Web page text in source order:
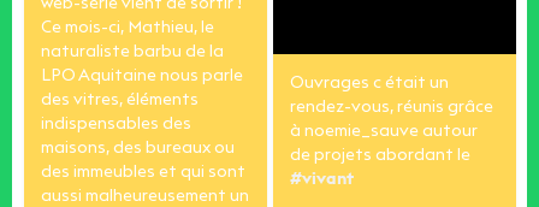
web-série vient de sortir !
Ce mois-ci, Mathieu, le
naturaliste barbu de la
LPO Aquitaine nous parle
des vitres, éléments
indispensables des
maisons, des bureaux ou
des immeubles et qui sont
aussi malheureusement un
Ouvrages c était un
rendez-vous, réunis grâce
à noemie_sauve autour
de projets abordant le
#vivant